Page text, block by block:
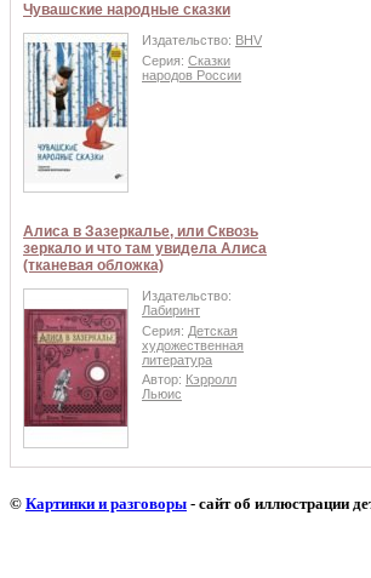
Чувашские народные сказки
Издательство: BHV
Серия: Сказки
народов России
Алиса в Зазеркалье, или Сквозь
зеркало и что там увидела Алиса
(тканевая обложка)
Издательство:
Лабиринт
Серия: Детская
художественная
литература
Автор: Кэрролл
Льюис
© Картинки и разговоры - сайт об иллюстрации